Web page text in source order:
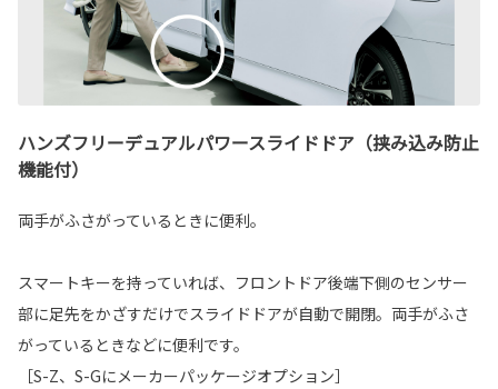
ハンズフリーデュアルパワースライドドア（挟み込み防止
機能付）
両手がふさがっているときに便利。
スマートキーを持っていれば、フロントドア後端下側のセンサー
部に足先をかざすだけでスライドドアが自動で開閉。両手がふさ
がっているときなどに便利です。
［S-Z、S-Gにメーカーパッケージオプション］